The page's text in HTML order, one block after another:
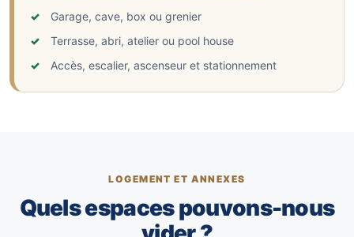
Garage, cave, box ou grenier
Terrasse, abri, atelier ou pool house
Accès, escalier, ascenseur et stationnement
LOGEMENT ET ANNEXES
Quels espaces pouvons-nous